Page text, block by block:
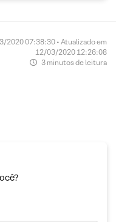
2020 07:38:30 • Atualizado em
12/03/2020 12:26:08
3 minutos de leitura